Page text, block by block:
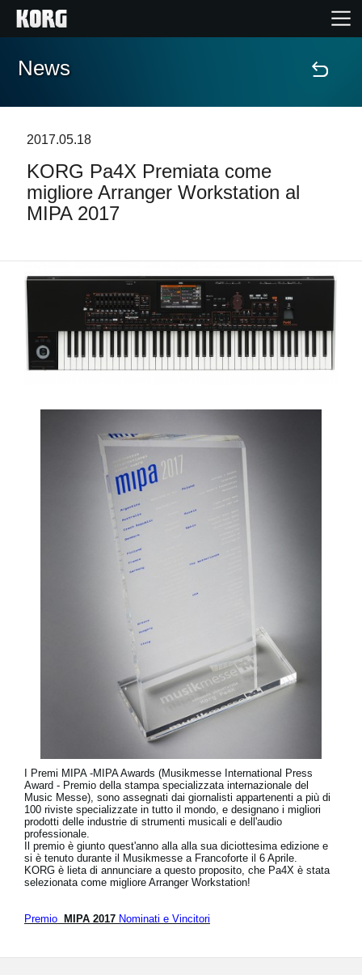
Home
Contenuti
Eventi
Supporto tecnico
Dove Acquistare
News
Social Media
A proposito di Korg
News
2017.05.18
KORG Pa4X Premiata come
migliore Arranger Workstation al
MIPA 2017
I Premi MIPA -MIPA Awards (Musikmesse International Press
Award - Premio della stampa specializzata internazionale del
Music Messe), sono assegnati dai giornalisti appartenenti a più di
100 riviste specializzate in tutto il mondo, e designano i migliori
prodotti delle industrie di strumenti musicali e dell'audio
professionale.
Il premio è giunto quest'anno alla alla sua diciottesima edizione e
si è tenuto durante il Musikmesse a Francoforte il 6 Aprile.
KORG è lieta di annunciare a questo proposito, che Pa4X è stata
selezionata come migliore Arranger Workstation!
Premio MIPA 2017 Nominati e Vincitori